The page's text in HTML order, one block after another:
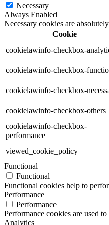
Necessary
Always Enabled
Necessary cookies are
Cookie
cookielawinfo-checkbox-
cookielawinfo-checkbox-
cookielawinfo-checkbox-
cookielawinfo-checkbox-others
cookielawinfo-checkbox-
performance
viewed_cookie_policy
Functional
Functional
Functional cookies help to
Performance
Performance
Performance cookies are used
Analytics